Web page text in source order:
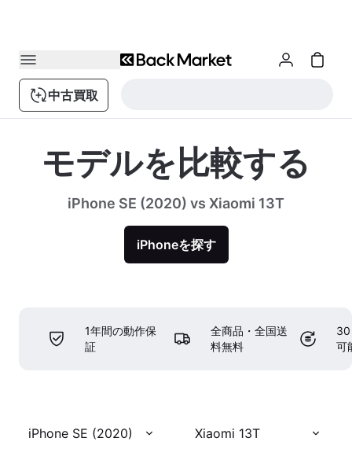
中古買取
モデルを比較する
iPhone SE (2020) vs Xiaomi 13T
iPhoneを探す
1年間の動作保
証
全商品・全国送
料無料
30
可
iPhone SE (2020) Xiaomi 13T